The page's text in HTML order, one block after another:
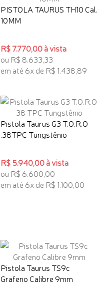
PISTOLA TAURUS TH10 Cal.
10MM
R$ 7.770,00 à vista
ou R$ 8.633,33
em até 6x de R$ 1.438,89
Pistola Taurus G3 T.O.R.O
.38TPC Tungstênio
R$ 5.940,00 à vista
ou R$ 6.600,00
em até 6x de R$ 1.100,00
Pistola Taurus TS9c
Grafeno Calibre 9mm